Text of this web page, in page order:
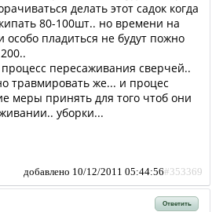
делать этот садок когда
80-100шт.. но времени на
особо пладиться не будут пожно
пересаживания сверчей..
травмировать же... и процес
меры принять для того чтоб они
уборки...
добавлено 10/12/2011 05:44:56#353369
Ответить